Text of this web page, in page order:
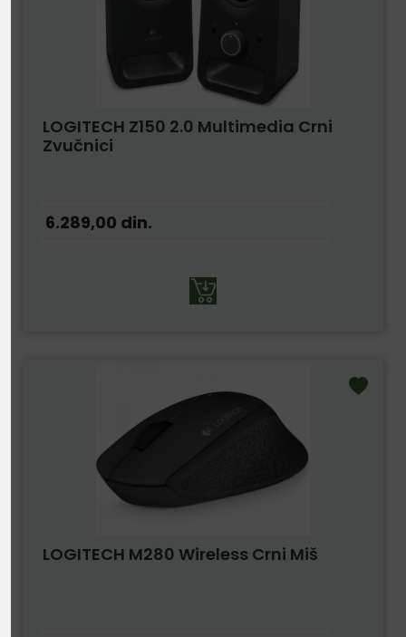
LOGITECH Z150 2.0 Multimedia Crni
Zvučnici
6.289,00 din.
LOGITECH M280 Wireless Crni Miš